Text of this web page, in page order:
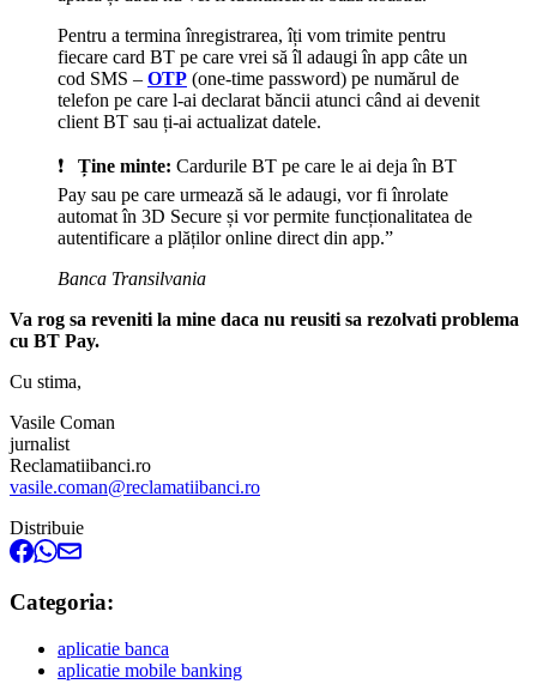
Pentru a termina înregistrarea, îți vom trimite pentru
fiecare card BT pe care vrei să îl adaugi în app câte un
cod SMS – OTP (one-time password) pe numărul de
telefon pe care l-ai declarat băncii atunci când ai devenit
client BT sau ți-ai actualizat datele.
❗⠀ Ține minte: Cardurile BT pe care le ai deja în BT
Pay sau pe care urmează să le adaugi, vor fi înrolate
automat în 3D Secure și vor permite funcționalitatea de
autentificare a plăților online direct din app.”
Banca Transilvania
Va rog sa reveniti la mine daca nu reusiti sa rezolvati problema
cu BT Pay.
Cu stima,
Vasile Coman
jurnalist
Reclamatiibanci.ro
vasile.coman@reclamatiibanci.ro
Distribuie
Categoria:
aplicatie banca
aplicatie mobile banking